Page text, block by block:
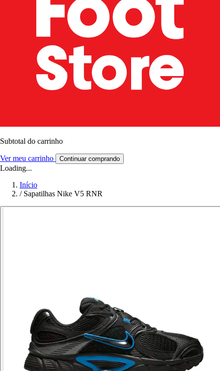
Subtotal do carrinho
Ver meu carrinho Continuar comprando
Loading...
Início
/ Sapatilhas Nike V5 RNR